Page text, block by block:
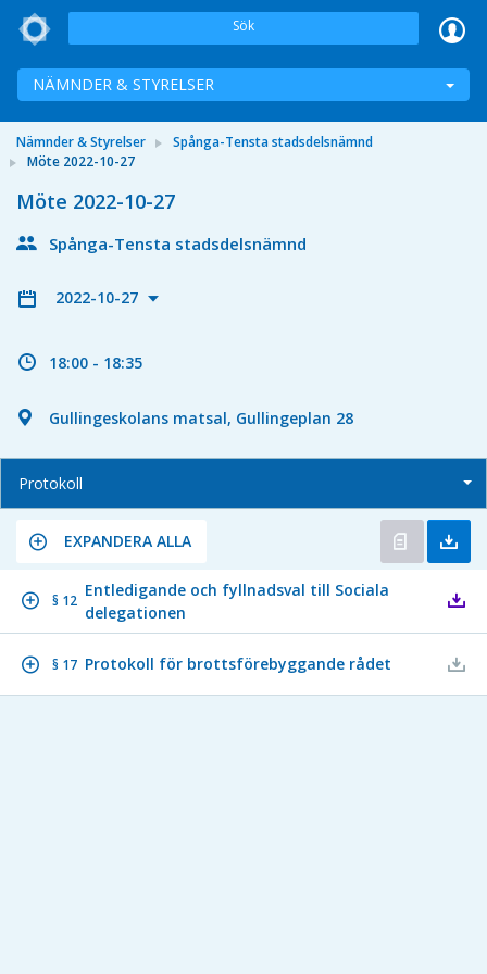
Sök
NÄMNDER & STYRELSER
Nämnder & Styrelser
Spånga-Tensta stadsdelsnämnd
Möte 2022-10-27
Möte 2022-10-27
Spånga-Tensta stadsdelsnämnd
2022-10-27
18:00 - 18:35
Gullingeskolans matsal, Gullingeplan 28
Protokoll
EXPANDERA ALLA
§ 12
Entledigande och fyllnadsval till Sociala
delegationen
§ 17 Protokoll för brottsförebyggande rådet